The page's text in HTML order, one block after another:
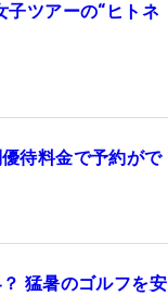
子ツアーの“ヒトネ
待料金で予約がで
猛暑のゴルフを安